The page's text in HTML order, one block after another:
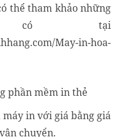
thể tham khảo những
có tại
May-in-hoa-
in với giá bằng giá
chuyển.